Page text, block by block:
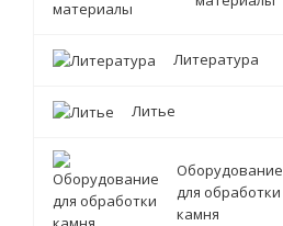
Литература
Литье
Оборудование
для обработки
камня